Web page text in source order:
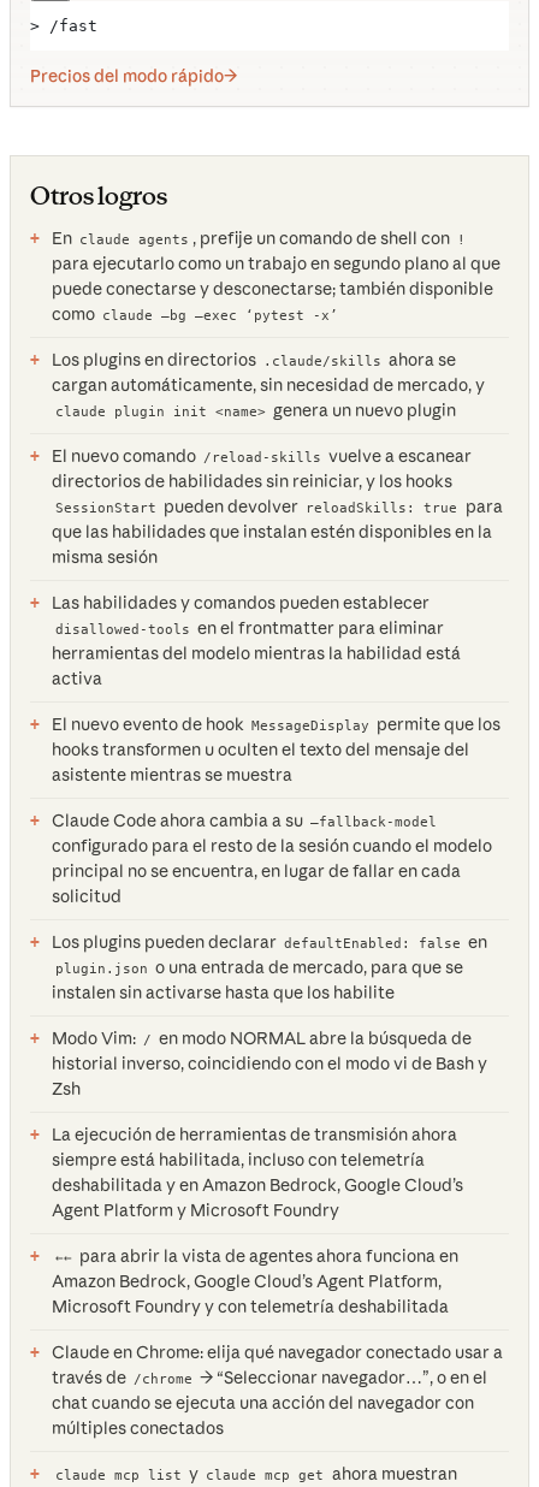
> /fast
Precios del modo rápido
Otros logros
En claude agents , prefije un comando de shell con !
para ejecutarlo como un trabajo en segundo plano al que
puede conectarse y desconectarse; también disponible
como claude —bg —exec ‘pytest -x’
Los plugins en directorios .claude/skills ahora se
cargan automáticamente, sin necesidad de mercado, y
claude plugin init <name> genera un nuevo plugin
El nuevo comando /reload-skills vuelve a escanear
directorios de habilidades sin reiniciar, y los hooks
SessionStart pueden devolver reloadSkills: true
para
que las habilidades que instalan estén disponibles en la
misma sesión
Las habilidades y comandos pueden establecer
disallowed-tools en el frontmatter para eliminar
herramientas del modelo mientras la habilidad está
activa
El nuevo evento de hook MessageDisplay
permite que los
hooks transformen u oculten el texto del mensaje del
asistente mientras se muestra
Claude Code ahora cambia a su —fallback-model
configurado para el resto de la sesión cuando el modelo
principal no se encuentra, en lugar de fallar en cada
solicitud
Los plugins pueden declarar defaultEnabled: false en
plugin.json o una entrada de mercado, para que se
instalen sin activarse hasta que los habilite
Modo Vim: / en modo NORMAL abre la búsqueda de
historial inverso, coincidiendo con el modo vi de Bash y
Zsh
La ejecución de herramientas de transmisión ahora
siempre está habilitada, incluso con telemetría
deshabilitada y en Amazon Bedrock, Google Cloud’s
Agent Platform y Microsoft Foundry
←←
para abrir la vista de agentes ahora funciona en
Amazon Bedrock, Google Cloud’s Agent Platform,
Microsoft Foundry y con telemetría deshabilitada
Claude en Chrome: elija qué navegador conectado usar a
través de /chrome → “Seleccionar navegador…”, o en el
chat cuando se ejecuta una acción del navegador con
múltiples conectados
claude mcp list y claude mcp get
ahora muestran